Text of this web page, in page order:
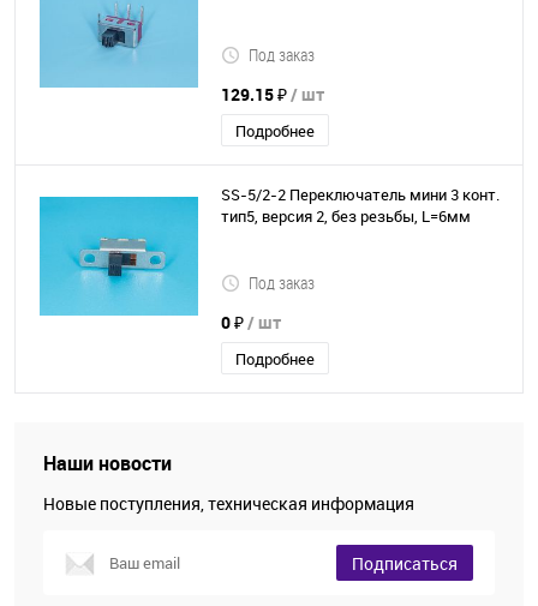
Под заказ
129.15 ₽/ шт
Подробнее
SS-5/2-2 Переключатель мини 3 конт.
тип5, версия 2, без резьбы, L=6мм
Под заказ
0 ₽/ шт
Подробнее
Наши новости
Новые поступления, техническая информация
Подписаться